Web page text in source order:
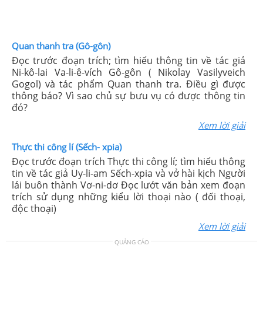
Quan thanh tra (Gô-gôn)
Đọc trước đoạn trích; tìm hiểu thông tin về tác giả
Ni-kô-lai Va-li-ê-vích Gô-gôn ( Nikolay Vasilyveich
Gogol) và tác phẩm Quan thanh tra. Điều gì được
thông báo? Vì sao chủ sự bưu vụ có được thông tin
đó?
Xem lời giải
Thực thi công lí (Sếch- xpia)
Đọc trước đoạn trích Thực thi công lí; tìm hiểu thông
tin về tác giả Uy-li-am Sếch-xpia và vở hài kịch Người
lái buôn thành Vơ-ni-dơ Đọc lướt văn bản xem đoạn
trích sử dụng những kiểu lời thoại nào ( đối thoại,
độc thoại)
Xem lời giải
QUẢNG CÁO